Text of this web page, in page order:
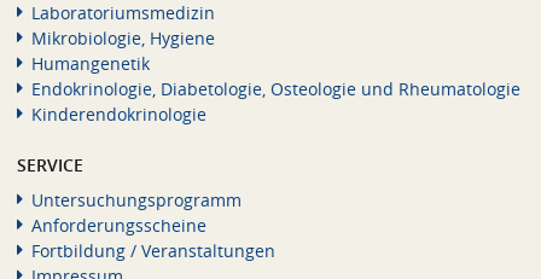
Laboratoriumsmedizin
Mikrobiologie, Hygiene
Humangenetik
Endokrinologie, Diabetologie, Osteologie und Rheumatologie
Kinderendokrinologie
SERVICE
Untersuchungsprogramm
Anforderungsscheine
Fortbildung / Veranstaltungen